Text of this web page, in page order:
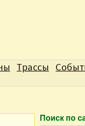
Трассы
Поиск по